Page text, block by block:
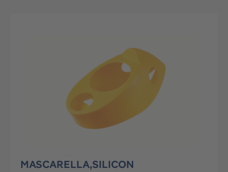
MASCARELLA,SILICON